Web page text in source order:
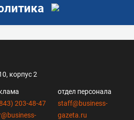
корпус 2
203-48-47
отдел персонала
staff@business-
gazeta.ru